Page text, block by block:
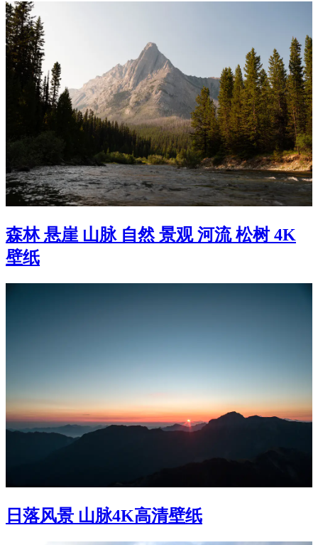
森林 悬崖 山脉 自然 景观 河流 松树 4K
壁纸
日落风景 山脉4K高清壁纸